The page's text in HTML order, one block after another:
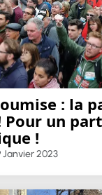
: la
un
!
Janvier 2023